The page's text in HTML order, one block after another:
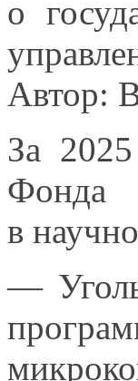
о
Автор:
За
в
—